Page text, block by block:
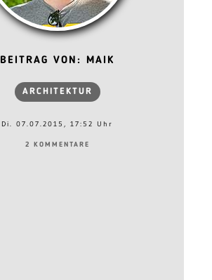
BEITRAG VON: MAIK
ARCHITEKTUR
Di. 07.07.2015, 17:52 Uhr
2 KOMMENTARE